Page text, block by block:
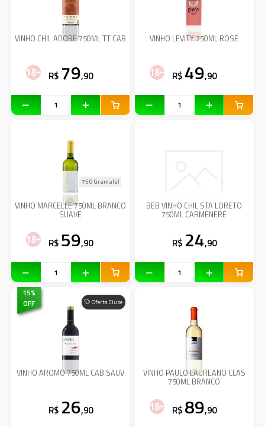
VINHO CHIL ADOBE 750ML TT CAB
R$ 79,90
VINHO LEVITY 750ML ROSE
R$ 49,90
VINHO MARCELLE 750ML BRANCO
SUAVE
750 Grama(s)
R$ 59,90
BEB VINHO CHIL STA LORETO
750ML CARMENERE
R$ 24,90
Oferta Clube
15%
OFF
VINHO AROMO 750ML CAB SAUV
R$ 26,90
VINHO PAULO LAUREANO CLAS
750ML BRANCO
R$ 89,90